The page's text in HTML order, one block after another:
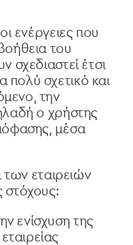
ενέργειες που
του
έτσι
σχετικό και
την
ο χρήστης
μέσα
των εταιρειών
στόχους:
ενίσχυση της